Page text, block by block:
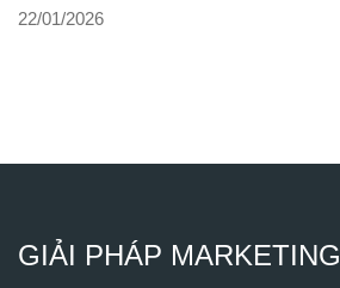
22/01/2026
GIẢI PHÁP MARKETING